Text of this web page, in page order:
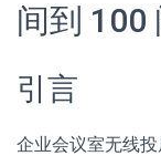
间到 100
引言
企业会议室无线